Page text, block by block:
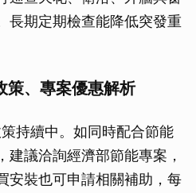
長期定期檢查能降低突發重
、專案優惠解析
持續中。如同時配合節能
建議洽詢經濟部節能專案，
安裝也可申請相關補助，每